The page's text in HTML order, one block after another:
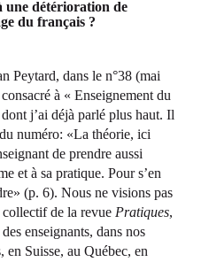
une détérioration de
du français ?
Peytard, dans le n°38 (mai
consacré à « Enseignement du
j’ai déjà parlé plus haut. Il
numéro: «La théorie, ici
de prendre aussi
et à sa pratique. Pour s’en
(p. 6). Nous ne visions pas
collectif de la revue Pratiques,
enseignants, dans nos
en Suisse, au Québec, en